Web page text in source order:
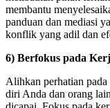
membantu
panduan dan mediasi
konflik yang adil dan
6) Berfokus pada
Alihkan perhatian pada
diri Anda dan orang